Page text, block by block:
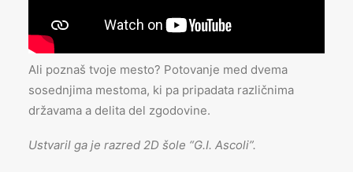
Ali poznaš tvoje mesto? Potovanje med dvema
sosednjima mestoma, ki pa pripadata različnima
državama a delita del zgodovine.
Ustvaril ga je razred 2D šole “G.I. Ascoli”.